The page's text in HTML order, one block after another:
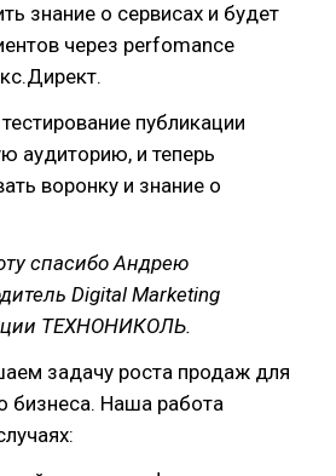
знание о сервисах и будет
через perfomance
публикации
аудиторию, и теперь
воронку и знание о
спасибо Андрею
Digital Marketing
ТЕХНОНИКОЛЬ.
задачу роста продаж для
бизнеса. Наша работа